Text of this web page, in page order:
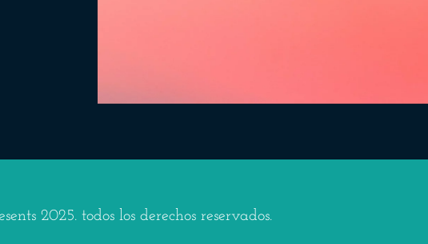
2025. todos los derechos reservados.